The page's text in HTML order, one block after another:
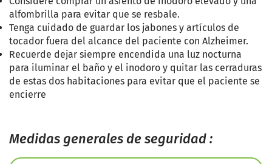
alfombrilla para evitar que se resbale.
Tenga cuidado de guardar los jabones y artículos de
tocador fuera del alcance del paciente con Alzheimer.
Recuerde dejar siempre encendida una luz nocturna
para iluminar el baño y el inodoro y quitar las cerraduras
de estas dos habitaciones para evitar que el paciente se
encierre
Medidas generales de seguridad: